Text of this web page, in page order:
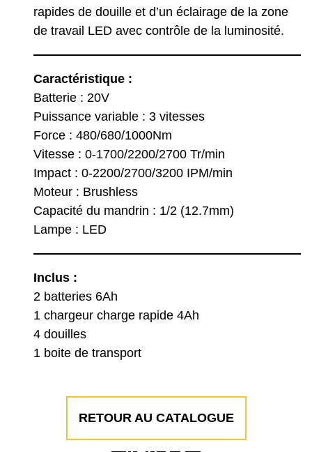
rapides de douille et d’un éclairage de la zone
de travail LED avec contrôle de la luminosité.
Caractéristique :
Batterie : 20V
Puissance variable : 3 vitesses
Force : 480/680/1000Nm
Vitesse : 0-1700/2200/2700 Tr/min
Impact : 0-2200/2700/3200 IPM/min
Moteur : Brushless
Capacité du mandrin : 1/2 (12.7mm)
Lampe : LED
Inclus :
2 batteries 6Ah
1 chargeur charge rapide 4Ah
4 douilles
1 boite de transport
RETOUR AU CATALOGUE